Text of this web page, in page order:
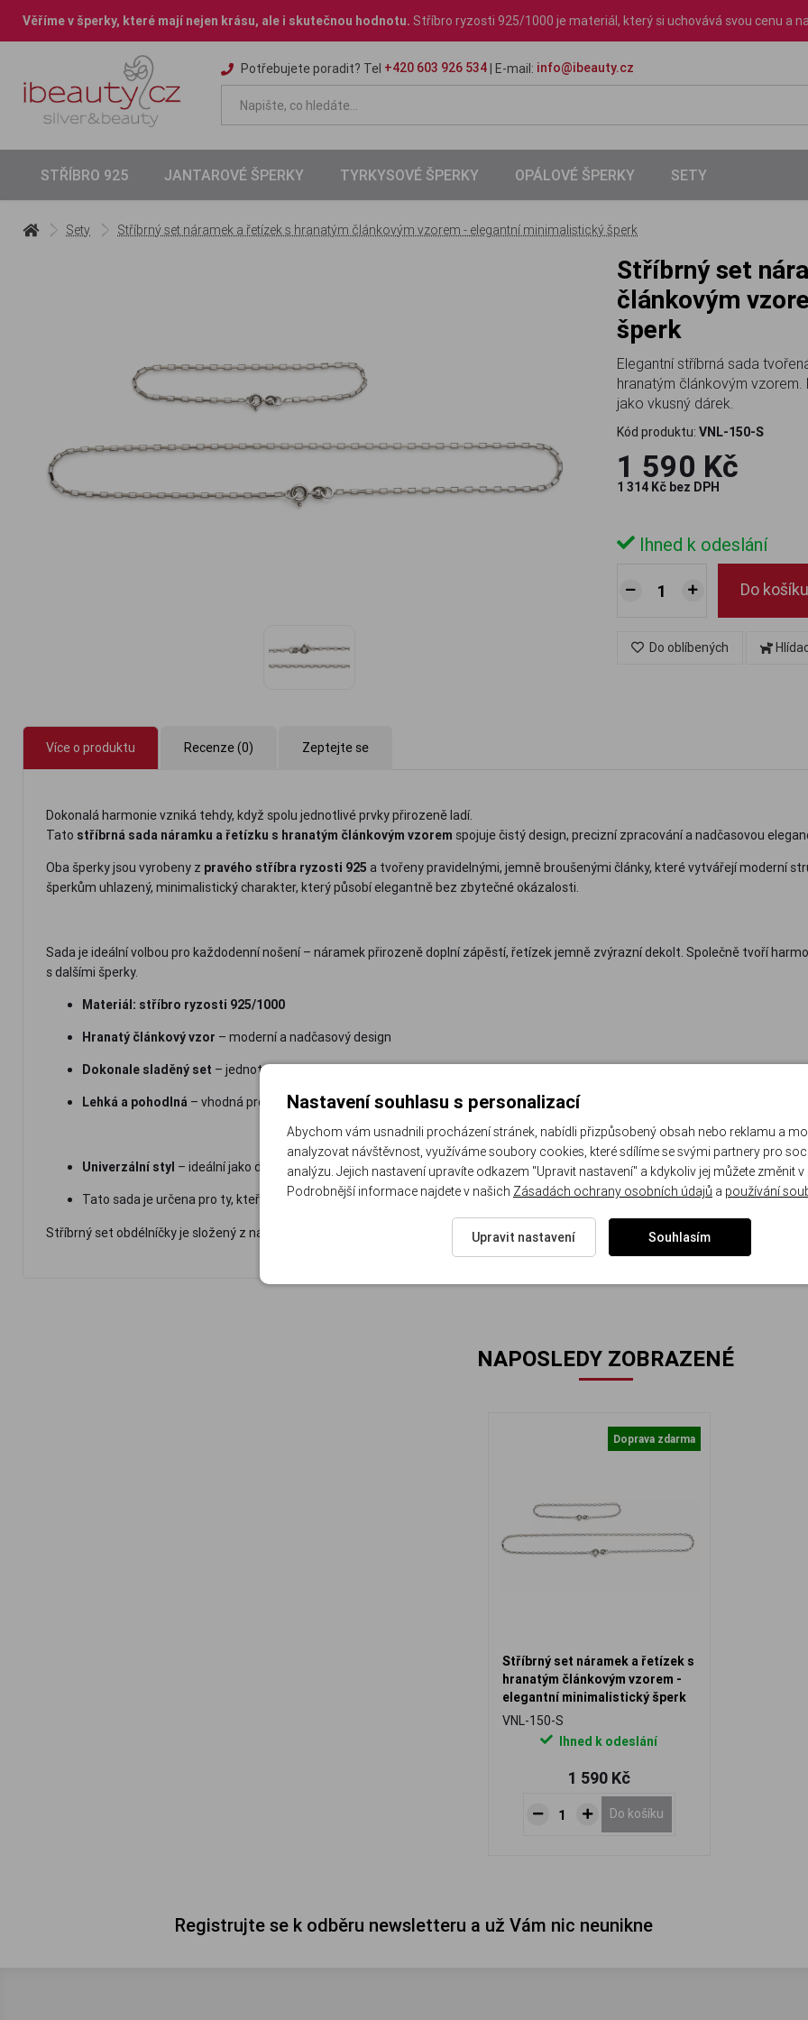
Věříme v šperky, které mají nejen krásu, ale i skutečnou hodnotu.Stříbro ryzosti 925/1000 je materiál, který si uchovává svou cenu a
Potřebujete poradit? Tel +420 603 926 534| E-mail: info@ibeauty.cz
STŘÍBRO 925 JANTAROVÉ ŠPERKY TYRKYSOVÉ ŠPERKY OPÁLOVÉ ŠPERKY SETY
Sety Stříbrný set náramek a řetízek s hranatým článkovým vzorem - elegantní minimalistický šperk
Stříbrný set náramek a řetízek s hranatým
článkovým
šperk
Elegantní stříbrná sada
hranatým článkovým
jako vkusný dárek.
Kód produktu: VNL-150-S
1 590 Kč
1 314 Kč bez DPH
Ihned k odeslání
Do košíku
Do oblíbených
Více o produktu Recenze (0) Zeptejte se
Dokonalá harmonie vzniká tehdy, když spolu jednotlivé prvky přirozeně ladí.
Tato stříbrná sada náramku a řetízku s hranatým článkovým vzorem spojuje čistý design, precizní zpracování a nadčasovou
Oba šperky jsou vyrobeny z pravého stříbra ryzosti 925 a tvořeny pravidelnými, jemně broušenými články, které vytvářejí moderní
šperkům uhlazený, minimalistický charakter, který působí elegantně bez zbytečné okázalosti.
Sada je ideální volbou pro každodenní nošení – náramek přirozeně doplní zápěstí, řetízek jemně zvýrazní dekolt. Společně tvoří
s dalšími šperky.
Materiál: stříbro ryzosti 925/1000
Hranatý článkový vzor – moderní a nadčasový design
Dokonale sladěný set – jednotný a vyvážený vzhled
Lehká a pohodlná – vhodná pro celodenní nošení
Univerzální styl – ideální jako dárek i osobní šperk
Tato sada je určena pro ty, kteří ocení jednoduchost, čisté linie a promyšlené detaily. Šperky, které nepodléhají trendům, ale
Stříbrný set obdélníčky je složený z náramku délky 19 cm a řetízku délky 45 cm, má očkové zapínání. Šířka řetízku: 2 mm Hmotnost
NAPOSLEDY ZOBRAZENÉ
Doprava zdarma
Stříbrný set náramek a řetízek s
hranatým článkovým vzorem -
elegantní minimalistický šperk
VNL-150-S
Ihned k odeslání
1 590 Kč
Do košíku
Registrujte se k odběru newsletteru a už Vám nic neunikne
Nastavení souhlasu s personalizací
Abychom vám usnadnili procházení stránek, nabídli přizpůsobený obsah nebo reklamu a
analyzovat návštěvnost, využíváme soubory cookies, které sdílíme se svými partnery pro
analýzu. Jejich nastavení upravíte odkazem "Upravit nastavení" a kdykoliv jej můžete změnit v
Podrobnější informace najdete v našich Zásadách ochrany osobních údajů a používání
Upravit nastavení Souhlasím